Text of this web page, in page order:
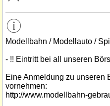
Modellbahn / Modellauto /
- !! Eintritt bei all unseren
Eine Anmeldung zu unseren
vornehmen:
http://www.modellbahn-